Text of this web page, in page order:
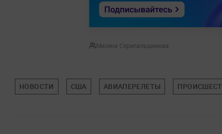
Милена Скрипальщикова
НОВОСТИ США АВИАПЕРЕЛЕТЫ